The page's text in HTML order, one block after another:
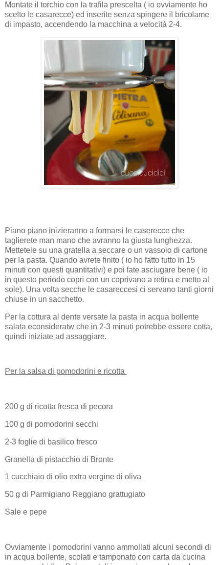
Montate il torchio con la trafila prescelta ( io ovviamente ho
scelto le casarecce) ed inserite senza spingere il bricolame
di impasto, accendendo la macchina a velocità 2-4.
Piano piano inizieranno a formarsi le caserecce che
taglierete man mano che avranno la giusta lunghezza.
Mettetele su una gratella a seccare o un vassoio di cartone
per la pasta. Quando avrete finito ( io ho fatto tutto in 15
minuti con questi quantitativi) e poi fate asciugare bene ( io
in questo periodo copri con un coprivano a retina e metto al
sole). Una volta secche le casareccesi ci servano tanti giorni
chiuse in un sacchetto.
Per la cottura al dente versate la pasta in acqua bollente
salata econsideratw che in 2-3 minuti potrebbe essere cotta,
quindi iniziate ad assaggiare.
Per la salsa di pomodorini e ricotta
200 g di ricotta fresca di pecora
100 g di pomodorini secchi
2-3 foglie di basilico fresco
Granella di pistacchio di Bronte
1 cucchiaio di olio extra vergine di oliva
50 g di Parmigiano Reggiano grattugiato
Sale e pepe
Ovviamente i pomodorini vanno ammollati alcuni secondi di
in acqua bollente, scolati e tamponato con carta da cucina